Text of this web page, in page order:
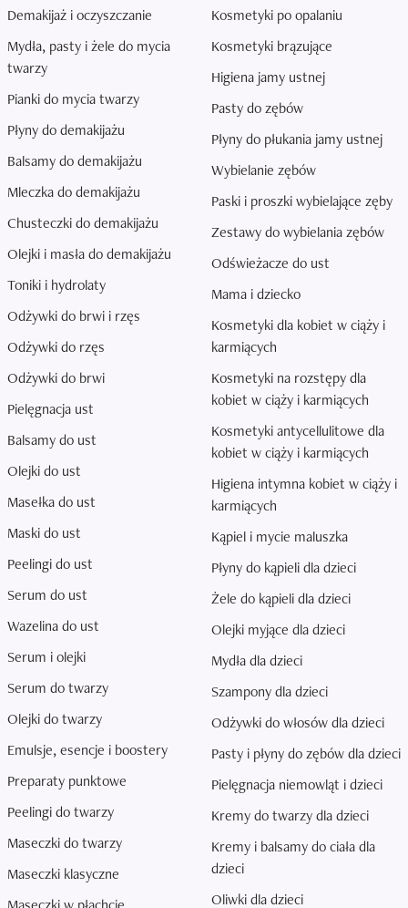
Demakijaż i oczyszczanie
Mydła, pasty i żele do mycia
twarzy
Pianki do mycia twarzy
Płyny do demakijażu
Balsamy do demakijażu
Mleczka do demakijażu
Chusteczki do demakijażu
Olejki i masła do demakijażu
Toniki i hydrolaty
Odżywki do brwi i rzęs
Odżywki do rzęs
Odżywki do brwi
Pielęgnacja ust
Balsamy do ust
Olejki do ust
Masełka do ust
Maski do ust
Peelingi do ust
Serum do ust
Wazelina do ust
Serum i olejki
Serum do twarzy
Olejki do twarzy
Emulsje, esencje i boostery
Preparaty punktowe
Peelingi do twarzy
Maseczki do twarzy
Maseczki klasyczne
Kosmetyki po opalaniu
Kosmetyki brązujące
Higiena jamy ustnej
Pasty do zębów
Płyny do płukania jamy ustnej
Wybielanie zębów
Paski i proszki wybielające zęby
Zestawy do wybielania zębów
Odświeżacze do ust
Mama i dziecko
Kosmetyki dla kobiet w ciąży i
karmiących
Kosmetyki na rozstępy dla
kobiet w ciąży i karmiących
Kosmetyki antycellulitowe dla
kobiet w ciąży i karmiących
Higiena intymna kobiet w ciąży i
karmiących
Kąpiel i mycie maluszka
Płyny do kąpieli dla dzieci
Żele do kąpieli dla dzieci
Olejki myjące dla dzieci
Mydła dla dzieci
Szampony dla dzieci
Odżywki do włosów dla dzieci
Pasty i płyny do zębów dla dzieci
Pielęgnacja niemowląt i dzieci
Kremy do twarzy dla dzieci
Kremy i balsamy do ciała dla
dzieci
Oliwki dla dzieci